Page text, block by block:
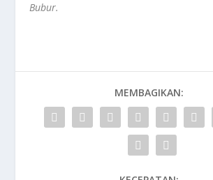
Bubur.
MEMBAGIKAN: